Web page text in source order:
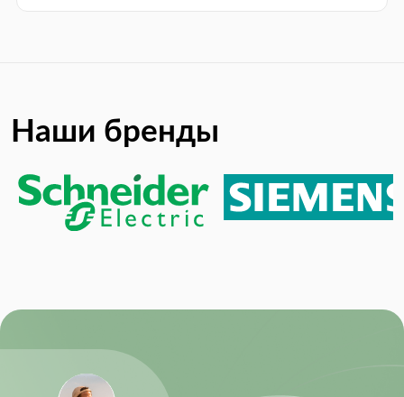
Наши бренды